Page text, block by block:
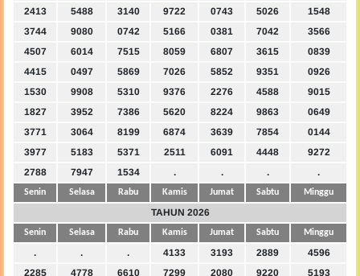
2413
5488 3140 9722 0743 5026
1548
3744
9080 0742 5166 0381 7042
3566
4507
6014 7515 8059 6807 3615
0839
4415
0497 5869 7026 5852 9351
0926
1530
9908 5310 9376 2276 4588
9015
1827
3952 7386 5620 8224 9863
0649
3771
3064 8199 6874 3639 7854
0144
3977
5183 5371 2511 6091 4448
9272
2788
7947 1534 . . . .
Senin Selasa Rabu Kamis Jumat Sabtu Minggu
TAHUN 2026
Senin Selasa Rabu Kamis Jumat Sabtu Minggu
. . . 4133 3193 2889
4596
2285
4778 6610 7299 2080 9220
5193